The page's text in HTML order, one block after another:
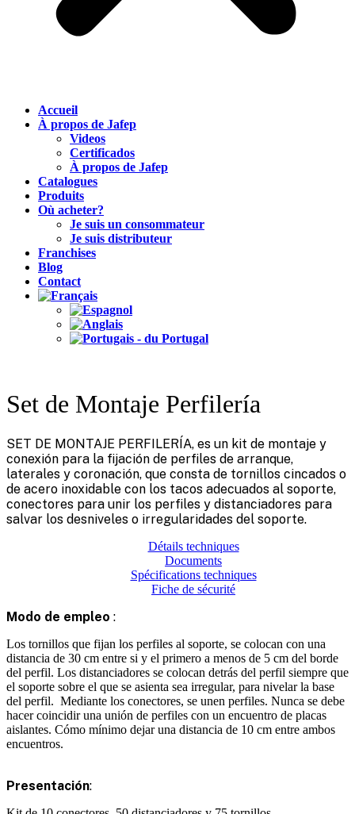
Accueil
À propos de Jafep
Videos
Certificados
À propos de Jafep
Catalogues
Produits
Où acheter?
Je suis un consommateur
Je suis distributeur
Franchises
Blog
Contact
Set de Montaje Perfilería
SET DE MONTAJE PERFILERÍA, es un kit de montaje y
conexión para la fijación de perfiles de arranque,
laterales y coronación, que consta de tornillos cincados o
de acero inoxidable con los tacos adecuados al soporte,
conectores para unir los perfiles y distanciadores para
salvar los desniveles o irregularidades del soporte.
Détails techniques
Documents
Spécifications techniques
Fiche de sécurité
Modo de empleo :
Los tornillos que fijan los perfiles al soporte, se colocan con una
distancia de 30 cm entre si y el primero a menos de 5 cm del borde
del perfil. Los distanciadores se colocan detrás del perfil siempre que
el soporte sobre el que se asienta sea irregular, para nivelar la base
del perfil. Mediante los conectores, se unen perfiles. Nunca se debe
hacer coincidir una unión de perfiles con un encuentro de placas
aislantes. Cómo mínimo dejar una distancia de 10 cm entre ambos
encuentros.
Presentación: